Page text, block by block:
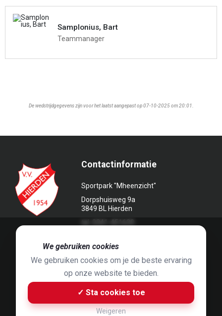
Samplonius, Bart
Teammanager
De wedstrijdgegevens zijn voor het laatst aangepast op 07-10-2025 om 20:01.
Contactinformatie
Sportpark "Mheenzicht"
Dorpshuisweg 9a
3849 BL Hierden
Jaap Hop & ontwerpen door
Built byBluey B.V.& Jelle de Haan
We gebruiken cookies
We gebruiken cookies om je de beste ervaring
op onze website te bieden.
✓ Sta cookies toe
Weigeren